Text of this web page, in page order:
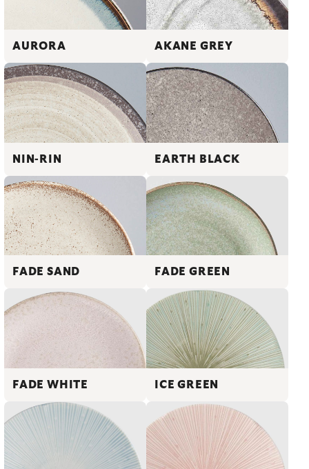
AURORA AKANE GREY
NIN-RIN EARTH BLACK
FADE SAND FADE GREEN
FADE WHITE ICE GREEN